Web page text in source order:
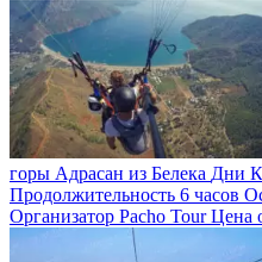
горы Адрасан из Белека Дни
Продолжительность 6 часов
Организатор Pacho TourЦена